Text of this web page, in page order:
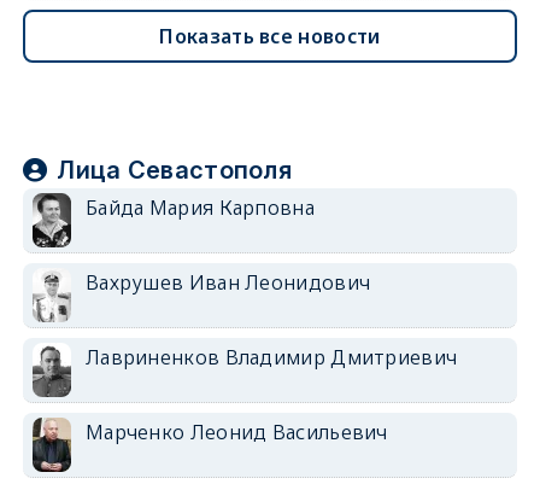
Показать все новости
Лица Севастополя
Байда Мария Карповна
Вахрушев Иван Леонидович
Лавриненков Владимир Дмитриевич
Марченко Леонид Васильевич